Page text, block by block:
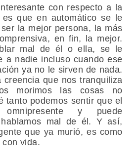
con respecto a la
que en automático se le
la mejor persona, la más
en fin, la mejor.
mal de él o ella, se le
a nadie incluso cuando ese
ya no le sirven de nada.
creencia que nos tranquiliza
morimos las cosas no
tanto podemos sentir que el
y puede
mal de él. Y así,
que ya murió, es como
con vida.